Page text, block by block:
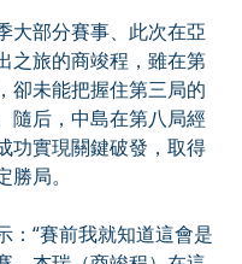
大部分賽事、此次在亞
之旅的商竣程，雖在第
卻未能把握住第三局的
隨后，中島在第八局經
功實現關鍵破發，取得
局。
：“賽前我就知道這會是